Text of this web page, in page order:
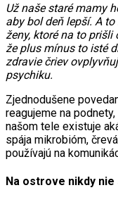
Už naše staré mamy
aby bol deň lepší. A
ženy, ktoré na to
že plus mínus to isté
zdravie čriev
psychiku.
Zjednodušene
reagujeme na
našom tele existuje
spája mikrobióm,
používajú na
Na ostrove nikdy nie